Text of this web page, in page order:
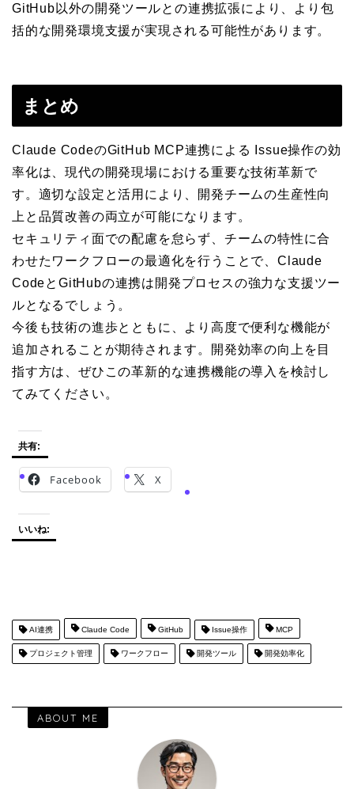
GitHub以外の開発ツールとの連携拡張により、より包
括的な開発環境支援が実現される可能性があります。
まとめ
Claude CodeのGitHub MCP連携による Issue操作の効
率化は、現代の開発現場における重要な技術革新で
す。適切な設定と活用により、開発チームの生産性向
上と品質改善の両立が可能になります。
セキュリティ面での配慮を怠らず、チームの特性に合
わせたワークフローの最適化を行うことで、Claude
CodeとGitHubの連携は開発プロセスの強力な支援ツー
ルとなるでしょう。
今後も技術の進歩とともに、より高度で便利な機能が
追加されることが期待されます。開発効率の向上を目
指す方は、ぜひこの革新的な連携機能の導入を検討し
てみてください。
共有:
Facebook X
いいね:
AI連携 Claude Code GitHub Issue操作 MCP
プロジェクト管理 ワークフロー 開発ツール 開発効率化
ABOUT ME